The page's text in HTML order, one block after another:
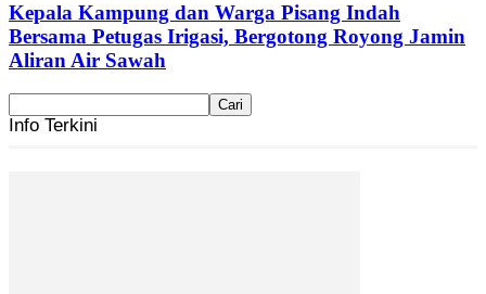
Kepala Kampung dan Warga Pisang Indah
Bersama Petugas Irigasi, Bergotong Royong Jamin
Aliran Air Sawah
Info Terkini